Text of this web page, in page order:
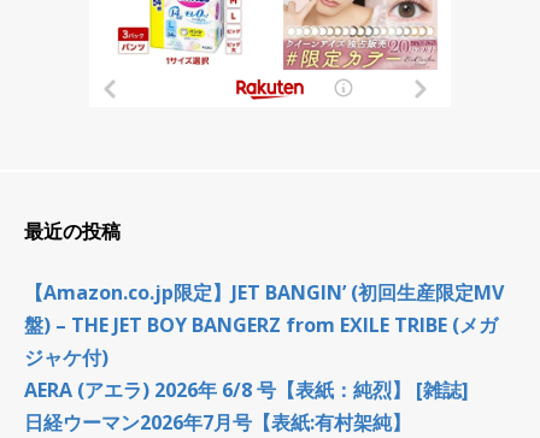
最近の投稿
【Amazon.co.jp限定】JET BANGIN’ (初回生産限定MV
盤) – THE JET BOY BANGERZ from EXILE TRIBE (メガ
ジャケ付)
AERA (アエラ) 2026年 6/8 号【表紙：純烈】 [雑誌]
日経ウーマン2026年7月号【表紙:有村架純】